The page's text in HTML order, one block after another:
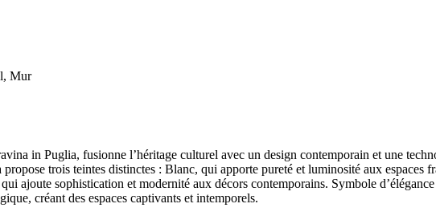
Mur
in Puglia, fusionne l’héritage culturel avec un design contemporain et une
trois teintes distinctes : Blanc, qui apporte pureté et luminosité aux espaces
ajoute sophistication et modernité aux décors contemporains. Symbole
créant des espaces captivants et intemporels.